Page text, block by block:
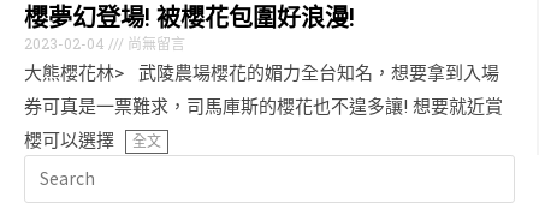
櫻夢幻登場! 被櫻花包圍好浪漫!
2023-02-04 尚無留言
大熊櫻花林> 武陵農場櫻花的媚力全台知名，想要拿到入場
券可真是一票難求，司馬庫斯的櫻花也不遑多讓! 想要就近賞
櫻可以選擇
全文